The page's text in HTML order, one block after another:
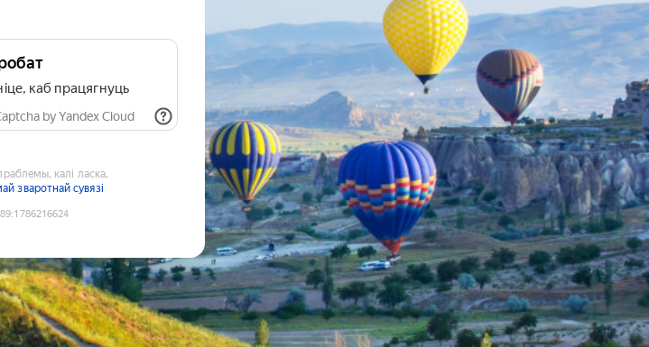
каб працягнуць
by Yandex Cloud
калі ласка,
зваротнай сувязі
:1786216624